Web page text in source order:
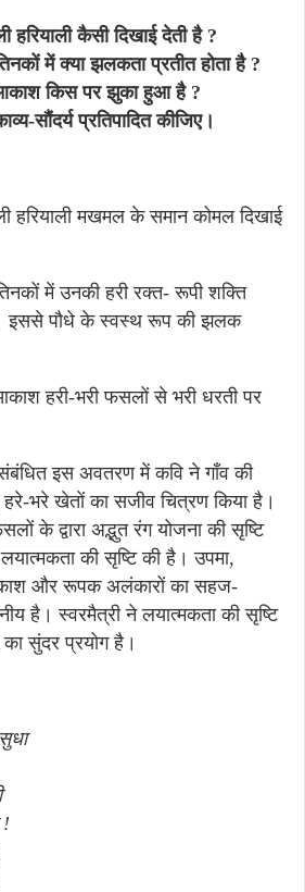
कैसी दिखाई देती है ?
में क्या झलकता प्रतीत होता है ?
किस पर झुका हुआ है ?
सौंदर्य प्रतिपादित कीजिए।
मखमल के समान कोमल दिखाई
में उनकी हरी रक्त- रूपी शक्ति
इससे पौधे के स्वस्थ रूप की झलक
हरी-भरी फसलों से भरी धरती पर
इस अवतरण में कवि ने गाँव की
हरे-भरे खेतों का सजीव चित्रण किया है।
के द्वारा अद्भुत रंग योजना की सृष्टि
की सृष्टि की है। उपमा,
और रूपक अलंकारों का सहज-
है। स्वरमैत्री ने लयात्मकता की सृष्टि
सुंदर प्रयोग है।
!